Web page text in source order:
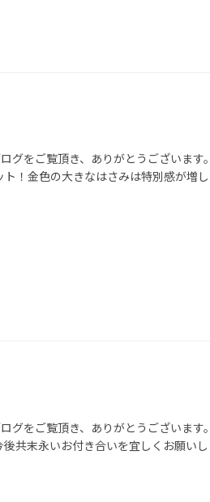
をご覧頂き、ありがとうございます
！金色の大きなはさみは特別感が増
をご覧頂き、ありがとうございます
共末永いお付き合いを宜しくお願い